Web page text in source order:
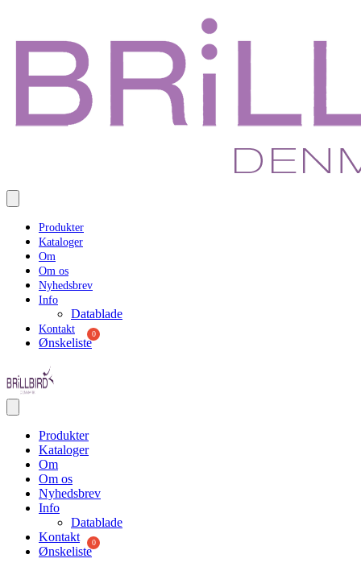
Produkter
Kataloger
Om
Om os
Nyhedsbrev
Info
Datablade
Kontakt
Ønskeliste
Produkter
Kataloger
Om
Om os
Nyhedsbrev
Info
Datablade
Kontakt
Ønskeliste